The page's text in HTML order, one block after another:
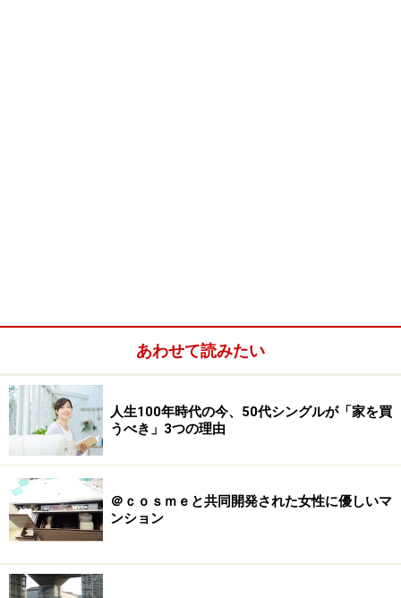
あわせて読みたい
人生100年時代の今、50代シングルが「家を買
うべき」3つの理由
＠ｃｏｓｍｅと共同開発された女性に優しいマ
ンション